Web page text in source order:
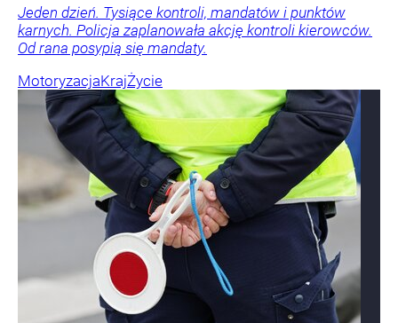
Jeden dzień. Tysiące kontroli, mandatów i punktów
karnych. Policja zaplanowała akcję kontroli kierowców.
Od rana posypią się mandaty.
MotoryzacjaKrajŻycie